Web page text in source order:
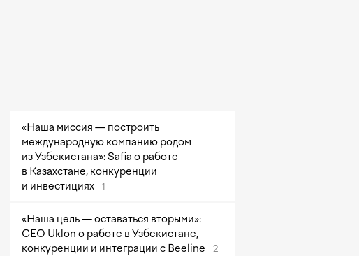
«Наша миссия — построить
международную компанию родом
из Узбекистана»: Safia о работе
в Казахстане, конкуренции
и инвестициях
1
«Наша цель — оставаться вторыми»:
CEO Uklon о работе в Узбекистане,
конкуренции и интеграции с Beeline
2